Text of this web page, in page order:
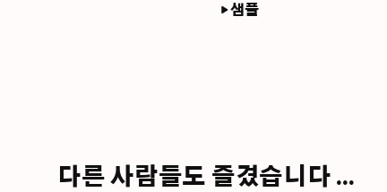
샘플
다른 사람들도 즐겼습니다 ...